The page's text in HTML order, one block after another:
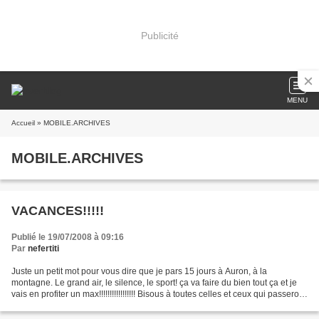
Publicité
MENU
Accueil » MOBILE.ARCHIVES
MOBILE.ARCHIVES
VACANCES!!!!!
Publié le 19/07/2008 à 09:16
Par nefertiti
Juste un petit mot pour vous dire que je pars 15 jours à Auron, à la
montagne. Le grand air, le silence, le sport! ça va faire du bien tout ça et je
vais en profiter un max!!!!!!!!!!!!!!!!! Bisous à toutes celles et ceux qui passeront